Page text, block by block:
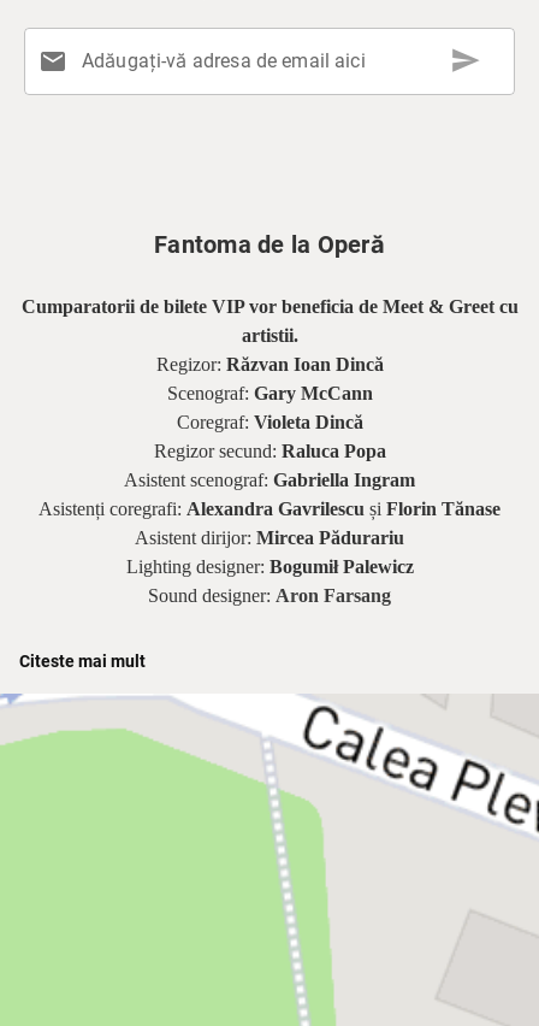
mail Adăugați-vă adresa de email aici send
Fantoma de la Operă
Cumparatorii de bilete VIP vor beneficia de Meet & Greet cu
artistii.
Regizor: Răzvan Ioan Dincă
Scenograf: Gary McCann
Coregraf: Violeta Dincă
Regizor secund: Raluca Popa
Asistent scenograf: Gabriella Ingram
Asistenți coregrafi: Alexandra Gavrilescu și Florin Tănase
Asistent dirijor: Mircea Pădurariu
Lighting designer: Bogumił Palewicz
Sound designer: Aron Farsang
Adrian Nour | Irina Baianț | Raoul:
Mendél |
Carlotta: Rodica Ștefan |Piangi:Andrei Petre |
Mr. Andre: Ernest Fazekaș / Cătălin
Judith State | Meg Giry: Alina
Cosmin Seleși /
Mr.
Ernest Fazekaș / Cătălin Petrescu |
Burlan
*Cu participarea Orchestrei, Corului și Baletului Operei Naționale
București
**Instituția își rezervă dreptul de a aduce modificări în distribuțiile
spectacolelor în cazul în care situația le impune.
Citeste mai mult